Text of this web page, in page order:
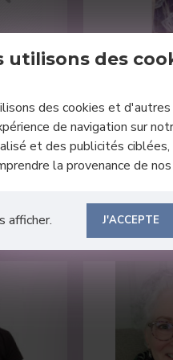
utilisons des
des cookies et
de navigation sur
et des publicités
la provenance de
J'ACCEPTE
afficher.
sur la
humaine.
de..
Selon la
premières
LIRE